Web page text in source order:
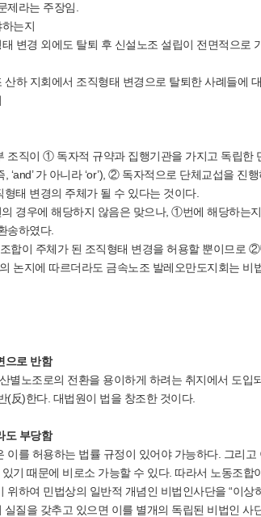
제라는 주장임.
는지
변경 외에도 탈퇴 후 신설노조 설립이 전면적으로
하 지회에서 조직형태 변경으로 탈퇴한 사례들에
조직이 ① 독자적 규약과 집행기관을 가지고 독립한
‘and’ 가 아니라 ‘or’), ② 독자적으로 단체교섭을 진
태 변경의 주체가 될 수 있다는 것이다.
경우에 해당하지 않음은 맞으나, ①번에 해당하는
송하였다.
합이 주체가 된 조직형태 변경을 허용할 뿐이므로
논지에 따르더라도 금속노조 발레오만도지회는
으로 반함
별노조로의 전환을 용이하게 하려는 취지에서 도입
反)한다. 대법원이 법을 창조한 것이다.
도 부당함
이를 허용하는 법률 규정이 있어야 가능하다. 그리
있기 때문에 비로소 가능할 수 있다. 따라서 노동조
하여 민법상의 일반적 개념인 비법인사단을 “이상
질을 갖추고 있으면 이를 별개의 독립된 비법인 사